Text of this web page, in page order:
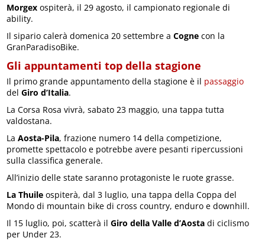
Morgex ospiterà, il 29 agosto, il campionato regionale di
ability.
Il sipario calerà domenica 20 settembre aCogne con la
GranParadisoBike.
Gli appuntamenti top della stagione
Il primo grande appuntamento della stagione è il passaggio
delGiro d’Italia.
La Corsa Rosa vivrà, sabato 23 maggio, una tappa tutta
valdostana.
LaAosta-Pila, frazione numero 14 della competizione,
promette spettacolo e potrebbe avere pesanti ripercussioni
sulla classifica generale.
All’inizio delle state saranno protagoniste le ruote grasse.
La Thuile ospiterà, dal 3 luglio, una tappa della Coppa del
Mondo di mountain bike di cross country, enduro e downhill.
Il 15 luglio, poi, scatterà ilGiro della Valle d’Aosta di ciclismo
per Under 23.